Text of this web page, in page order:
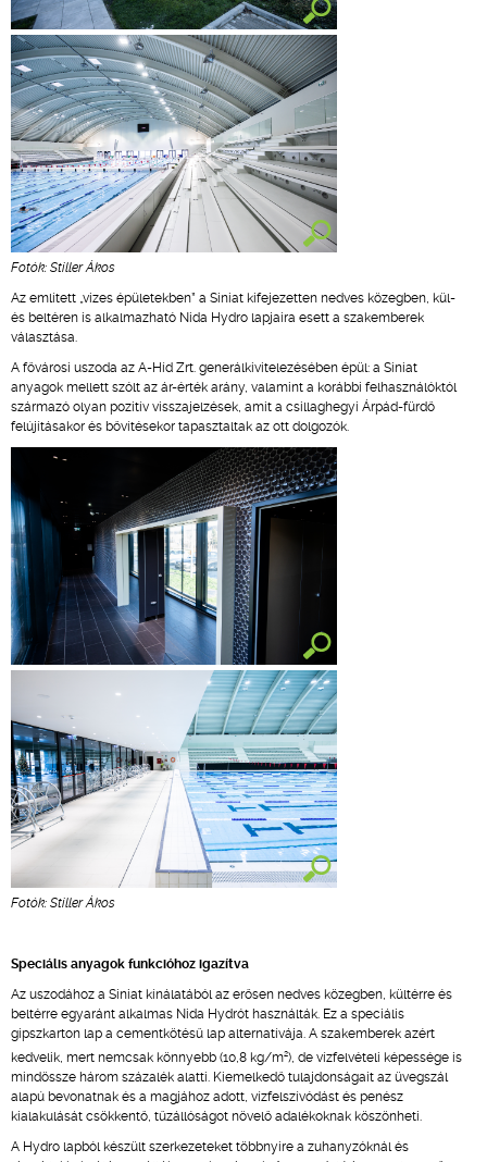
Fotók: Stiller Ákos
Az említett „vizes épületekben” a Siniat kifejezetten nedves közegben, kül-
és beltéren is alkalmazható Nida Hydro lapjaira esett a szakemberek
választása.
A fővárosi uszoda az A-Híd Zrt. generálkivitelezésében épül: a Siniat
anyagok mellett szólt az ár-érték arány, valamint a korábbi felhasználóktól
származó olyan pozitív visszajelzések, amit a csillaghegyi Árpád-fürdő
felújításakor és bővítésekor tapasztaltak az ott dolgozók.
Fotók: Stiller Ákos
Speciális anyagok funkcióhoz igazítva
Az uszodához a Siniat kínálatából az erősen nedves közegben, kültérre és
beltérre egyaránt alkalmas Nida Hydrót használták. Ez a speciális
gipszkarton lap a cementkötésű lap alternatívája. A szakemberek azért
kedvelik, mert nemcsak könnyebb (10,8 kg/m2), de vízfelvételi képessége is
mindössze három százalék alatti. Kiemelkedő tulajdonságait az üvegszál
alapú bevonatnak és a magjához adott, vízfelszívódást és penész
kialakulását csökkentő, tűzállóságot növelő adalékoknak köszönheti.
A Hydro lapból készült szerkezeteket többnyire a zuhanyzóknál és